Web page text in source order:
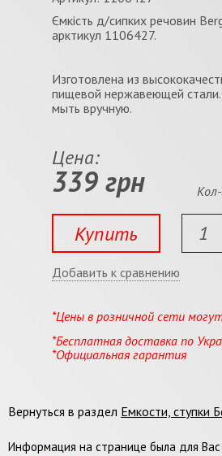
Ємкість д/сипких речовин
арктикул 1106427.
Изготовлена из
пищевой нержавеющей
мыть вручную.
Цена:
339 грн
Купить
Добавить к сравнению
*Цены в розничной сети
*Бесплатная доставка по
*Официальная гарантия
Вернуться в раздел Емкости, ступки
Информация на странице была для